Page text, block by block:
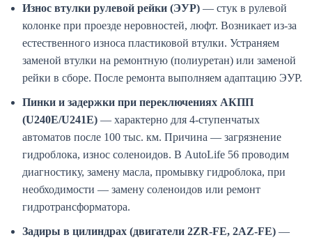
Износ втулки рулевой рейки (ЭУР) — стук в рулевой
колонке при проезде неровностей, люфт. Возникает из-за
естественного износа пластиковой втулки. Устраняем
заменой втулки на ремонтную (полиуретан) или заменой
рейки в сборе. После ремонта выполняем адаптацию ЭУР.
Пинки и задержки при переключениях АКПП
(U240E/U241E) — характерно для 4-ступенчатых
автоматов после 100 тыс. км. Причина — загрязнение
гидроблока, износ соленоидов. В AutoLife 56 проводим
диагностику, замену масла, промывку гидроблока, при
необходимости — замену соленоидов или ремонт
гидротрансформатора.
Задиры в цилиндрах (двигатели 2ZR-FE, 2AZ-FE) —